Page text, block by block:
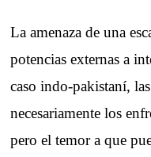
La amenaza de una
potencias externas a
caso indo-pakistaní,
necesariamente los
pero el temor a que